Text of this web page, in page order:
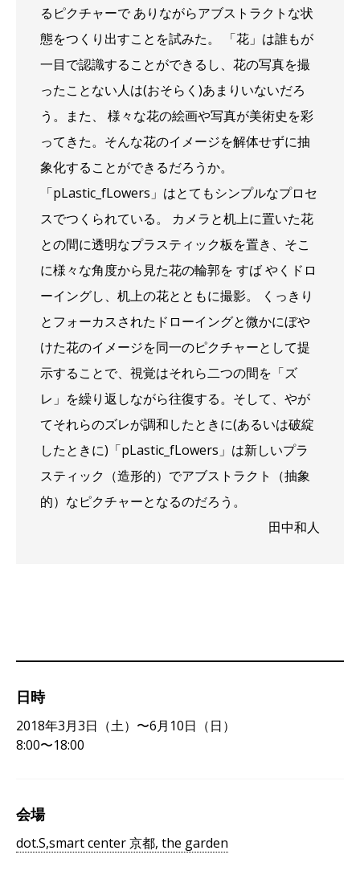
るピクチャーで ありながらアブストラクトな状
態をつくり出すことを試みた。 「花」は誰もが
一目で認識することができるし、花の写真を撮
ったことない人は(おそらく)あまりいないだろ
う。また、 様々な花の絵画や写真が美術史を彩
ってきた。そんな花のイメージを解体せずに抽
象化することができるだろうか。
「pLastic_fLowers」はとてもシンプルなプロセ
スでつくられている。 カメラと机上に置いた花
との間に透明なプラスティック板を置き、そこ
に様々な角度から見た花の輪郭を すば やくドロ
ーイングし、机上の花とともに撮影。 くっきり
とフォーカスされたドローイングと微かにぼや
けた花のイメージを同一のピクチャーとして提
示することで、視覚はそれら二つの間を「ズ
レ」を繰り返しながら往復する。そして、やが
てそれらのズレが調和したときに(あるいは破綻
したときに)「pLastic_fLowers」は新しいプラ
スティック（造形的）でアブストラクト（抽象
的）なピクチャーとなるのだろう。
田中和人
日時
2018年3月3日（土）〜6月10日（日）
8:00〜18:00
会場
dot.S,smart center 京都, the garden